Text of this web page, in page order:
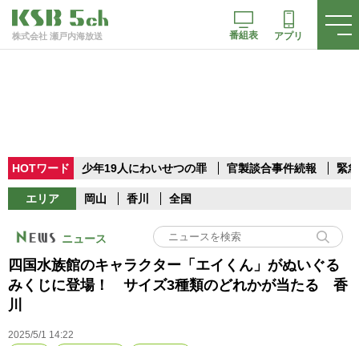
株式会社 瀬戸内海放送 番組表 アプリ
HOTワード 少年19人にわいせつの罪 官製談合事件続報 緊
エリア 岡山 香川 全国
ニュース
四国水族館のキャラクター「エイくん」がぬいぐる
みくじに登場！ サイズ3種類のどれかが当たる 香
川
2025/5/1 14:22